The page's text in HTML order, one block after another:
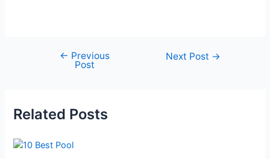
← Previous
Post
Next Post →
Related Posts